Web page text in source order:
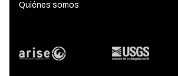
Quiénes somos